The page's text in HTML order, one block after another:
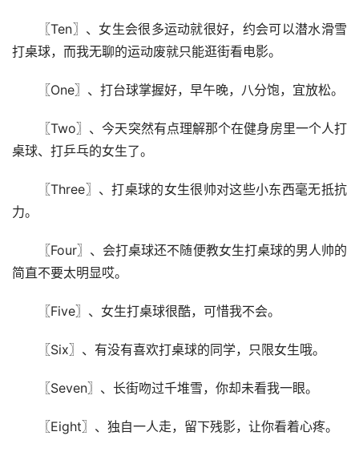
〖Ten〗、女生会很多运动就很好，约会可以潜水滑雪
打桌球，而我无聊的运动废就只能逛街看电影。
〖One〗、打台球掌握好，早午晚，八分饱，宜放松。
〖Two〗、今天突然有点理解那个在健身房里一个人打
桌球、打乒乓的女生了。
〖Three〗、打桌球的女生很帅对这些小东西毫无抵抗
力。
〖Four〗、会打桌球还不随便教女生打桌球的男人帅的
简直不要太明显哎。
〖Five〗、女生打桌球很酷，可惜我不会。
〖Six〗、有没有喜欢打桌球的同学，只限女生哦。
〖Seven〗、长街吻过千堆雪，你却未看我一眼。
〖Eight〗、独自一人走，留下残影，让你看着心疼。